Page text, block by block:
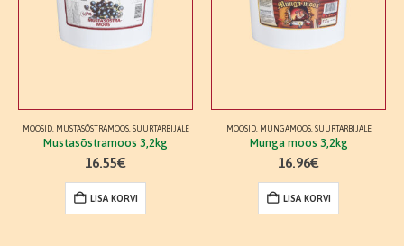
MOOSID, MUSTASÕSTRAMOOS, SUURTARBIJALE
Mustasõstramoos 3,2kg
16.55€
LISA KORVI
MOOSID, MUNGAMOOS, SUURTARBIJALE
Munga moos 3,2kg
16.96€
LISA KORVI